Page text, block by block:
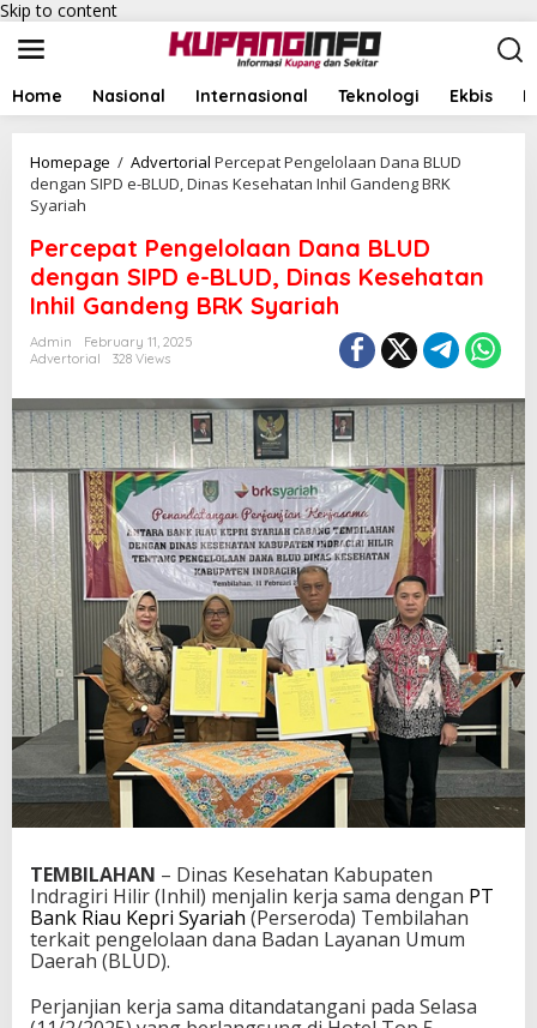
Skip to content
Home Nasional Internasional Teknologi Ekbis
Homepage / Advertorial Percepat Pengelolaan Dana BLUD
dengan SIPD e-BLUD, Dinas Kesehatan Inhil Gandeng BRK
Syariah
Percepat Pengelolaan Dana BLUD
dengan SIPD e-BLUD, Dinas Kesehatan
Inhil Gandeng BRK Syariah
Admin
February 11, 2025
Advertorial
328 Views
TEMBILAHAN – Dinas Kesehatan Kabupaten
Indragiri Hilir (Inhil) menjalin kerja sama dengan PT
Bank Riau Kepri Syariah (Perseroda) Tembilahan
terkait pengelolaan dana Badan Layanan Umum
Daerah (BLUD).
Perjanjian kerja sama ditandatangani pada Selasa